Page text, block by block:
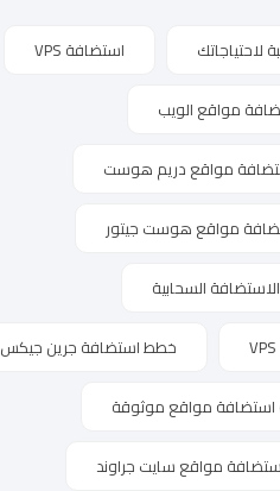
لاحتياجاتك استضافة VPS
مواقع الويب
مواقع دريم هوست
مواقع هوست جيتور
الاستضافة السحابية
خطط استضافة جرين جيكس
مواقع موثوقة
مواقع سايت جراوند